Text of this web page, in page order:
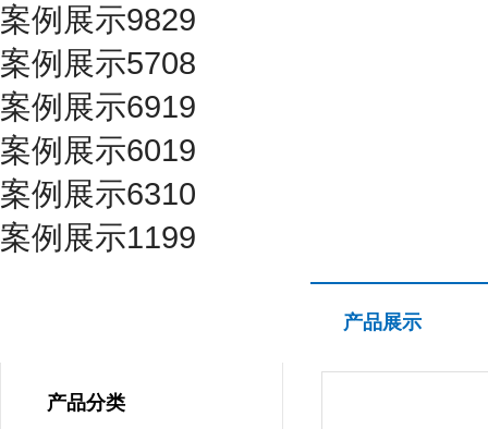
案例展示9829
案例展示5708
案例展示6919
案例展示6019
案例展示6310
案例展示1199
产品分类
产品展示